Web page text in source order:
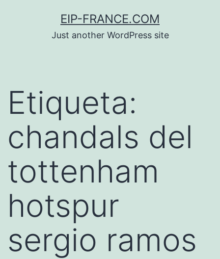
EIP-FRANCE.COM
Just another WordPress site
Etiqueta:
chandals del
tottenham
hotspur
sergio ramos